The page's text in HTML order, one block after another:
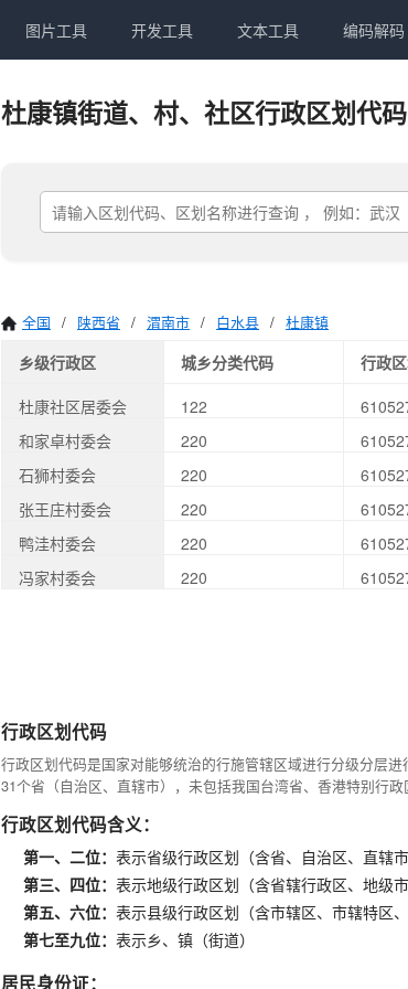
图片工具 开发工具 文本工具 编码解码
杜康镇街道、村、社区行政区划代码
全国 / 陕西省 / 渭南市 / 白水县 / 杜康镇
乡级行政区 城乡分类代码 行政
杜康社区居委会
122
和家卓村委会
220
石狮村委会
220
张王庄村委会
220
鸭洼村委会
220
冯家村委会
220
行政区划代码
行政区划代码是国家对能够统治的行施管辖区域进行分级分层
31个省（自治区、直辖市），未包括我国台湾省、香港特别行政
行政区划代码含义：
第一、二位： 表示省级行政区划（含省、自治区、直辖市
第三、四位： 表示地级行政区划（含省辖行政区、地级
第五、六位： 表示县级行政区划（含市辖区、市辖特区
第七至九位： 表示乡、镇（街道）
居民身份证：